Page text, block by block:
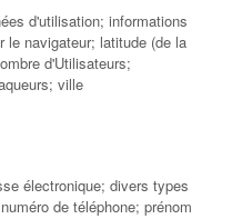
d'utilisation; informations
le navigateur; latitude (de la
d'Utilisateurs;
ville
électronique; divers types
de téléphone; prénom